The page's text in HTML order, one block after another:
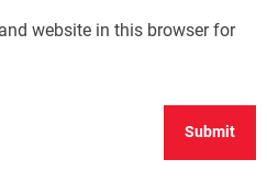
website in this browser for